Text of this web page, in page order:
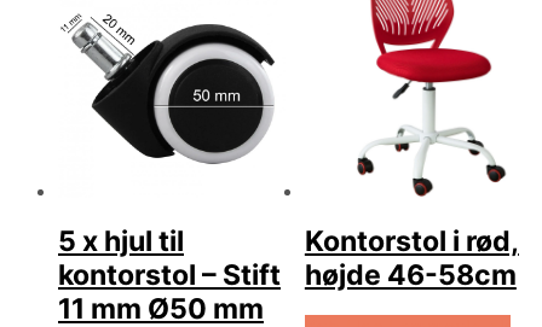
5 x hjul til
kontorstol – Stift
11 mm Ø50 mm
Kontorstol i rød,
højde 46-58cm